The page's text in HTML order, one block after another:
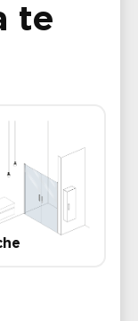
te